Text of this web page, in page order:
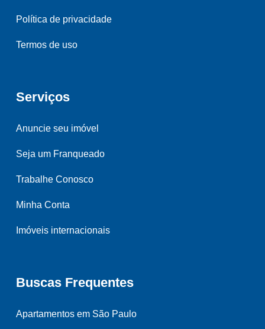
Política de privacidade
Termos de uso
Serviços
Anuncie seu imóvel
Seja um Franqueado
Trabalhe Conosco
Minha Conta
Imóveis internacionais
Buscas Frequentes
Apartamentos em São Paulo